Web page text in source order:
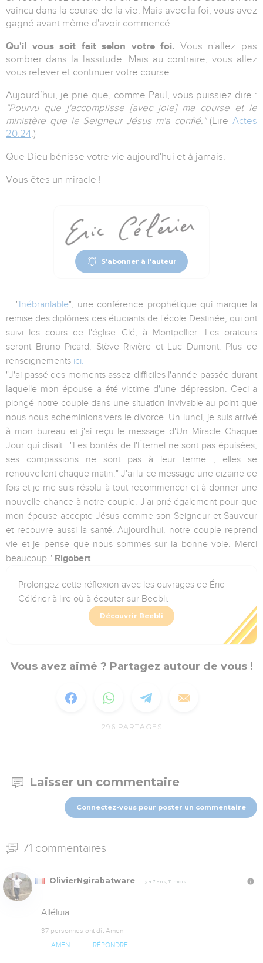
vaincu dans la course de la vie. Mais avec la foi, vous avez
gagné avant même d'avoir commencé.
Qu'il vous soit fait selon votre foi. Vous n'allez pas
sombrer dans la lassitude. Mais au contraire, vous allez
vous relever et continuer votre course.
Aujourd’hui, je prie que, comme Paul, vous puissiez dire :
"Pourvu que j'accomplisse [avec joie] ma course et le
ministère que le Seigneur Jésus m'a confié."(Lire Actes
20.24.)
Que Dieu bénisse votre vie aujourd'hui et à jamais.
Vous êtes un miracle !
S'abonner à l'auteur
… " Inébranlable", une conférence prophétique qui marque la
remise des diplômes des étudiants de l'école Destinée, qui ont
suivi les cours de l'église Clé, à Montpellier. Les orateurs
seront Bruno Picard, Stève Rivière et Luc Dumont. Plus de
renseignements ici.
"J'ai passé des moments assez difficiles l'année passée durant
laquelle mon épouse a été victime d'une dépression. Ceci a
plongé notre couple dans une situation invivable au point que
nous nous acheminions vers le divorce. Un lundi, je suis arrivé
à mon bureau et j'ai reçu le message d'Un Miracle Chaque
Jour qui disait : "Les bontés de l'Éternel ne sont pas épuisées,
ses compassions ne sont pas à leur terme ; elles se
renouvellent chaque matin." J'ai lu ce message une dizaine de
fois et je me suis résolu à tout recommencer et à donner une
nouvelle chance à notre couple. J'ai prié également pour que
mon épouse accepte Jésus comme son Seigneur et Sauveur
et recouvre aussi la santé. Aujourd'hui, notre couple reprend
vie et je pense que nous sommes sur la bonne voie. Merci
beaucoup." Rigobert
Prolongez cette réflexion avec les ouvrages de Éric
Célérier à lire où à écouter sur Beebli.
Découvrir Beebli
Vous avez aimé ? Partagez autour de vous !
296 PARTAGES
Laisser un commentaire
Connectez-vous pour poster un commentaire
71 commentaires
OlivierNgirabatware Il y a 7 ans, 11 mois
Alléluia
37 personnes ont dit Amen
AMEN RÉPONDRE